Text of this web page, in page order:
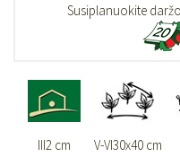
Susiplanuokite
III2 cm V-VI30x40 cm